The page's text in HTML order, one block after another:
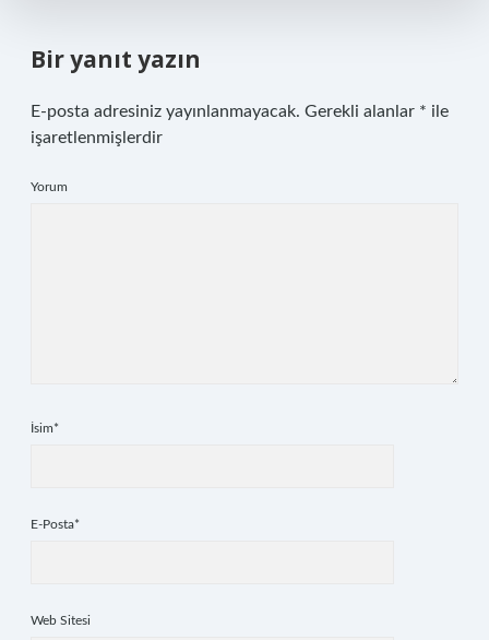
Bir yanıt yazın
E-posta adresiniz yayınlanmayacak. Gerekli alanlar * ile
işaretlenmişlerdir
Yorum
İsim*
E-Posta*
Web Sitesi